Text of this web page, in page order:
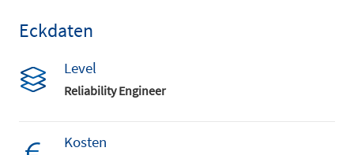
Eckdaten
Level
Reliability Engineer
Kosten